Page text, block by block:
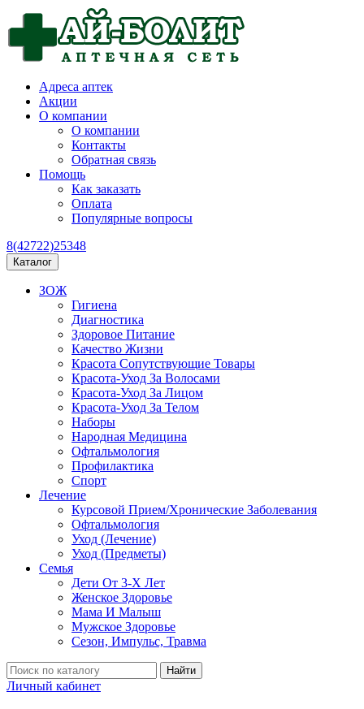
Адреса аптек
Акции
О компании
О компании
Контакты
Обратная связь
Помощь
Как заказать
Оплата
Популярные вопросы
8(42722)25348
Каталог
ЗОЖ
Гигиена
Диагностика
Здоровое Питание
Качество Жизни
Красота Сопутствующие Товары
Красота-Уход За Волосами
Красота-Уход За Лицом
Красота-Уход За Телом
Наборы
Народная Медицина
Офтальмология
Профилактика
Спорт
Лечение
Курсовой Прием/Хронические Заболевания
Офтальмология
Уход (Лечение)
Уход (Предметы)
Семья
Дети От 3-Х Лет
Женское Здоровье
Мама И Малыш
Мужское Здоровье
Сезон, Импульс, Травма
Найти
Личный кабинет